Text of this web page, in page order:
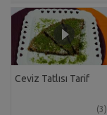
Ceviz Tatlısı Tarif
(3)